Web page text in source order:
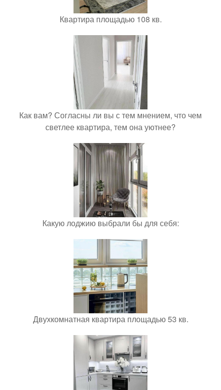
Квартира площадью 108 кв.
Как вам? Согласны ли вы с тем мнением, что чем
светлее квартира, тем она уютнее?
Какую лоджию выбрали бы для себя:
Двухкомнатная квартира площадью 53 кв.